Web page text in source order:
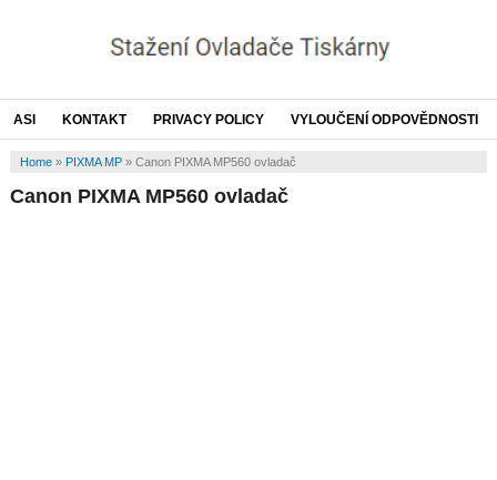
ASI KONTAKT PRIVACY POLICY VYLOUČENÍ ODPOVĚDNOSTI
Home» PIXMA MP» Canon PIXMA MP560 ovladač
Canon PIXMA MP560 ovladač